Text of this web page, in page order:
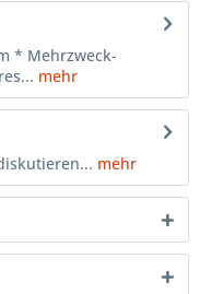
* Mehrzweck-
mehr
mehr